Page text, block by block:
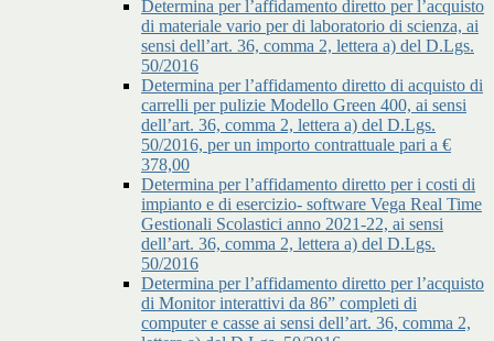
Determina per l’affidamento diretto per l’acquisto
di materiale vario per di laboratorio di scienza, ai
sensi dell’art. 36, comma 2, lettera a) del D.Lgs.
50/2016
Determina per l’affidamento diretto di acquisto di
carrelli per pulizie Modello Green 400, ai sensi
dell’art. 36, comma 2, lettera a) del D.Lgs.
50/2016, per un importo contrattuale pari a €
378,00
Determina per l’affidamento diretto per i costi di
impianto e di esercizio- software Vega Real Time
Gestionali Scolastici anno 2021-22, ai sensi
dell’art. 36, comma 2, lettera a) del D.Lgs.
50/2016
Determina per l’affidamento diretto per l’acquisto
di Monitor interattivi da 86” completi di
computer e casse ai sensi dell’art. 36, comma 2,